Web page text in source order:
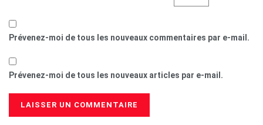
Prévenez-moi de tous les nouveaux commentaires par e-mail.
Prévenez-moi de tous les nouveaux articles par e-mail.